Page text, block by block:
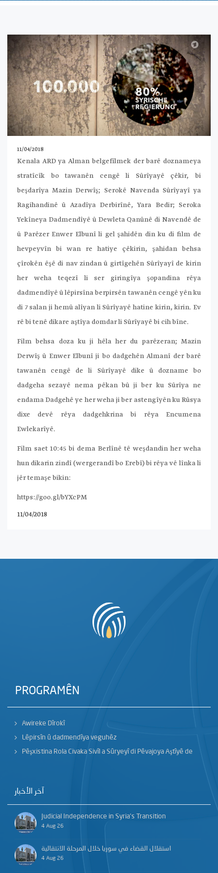
11/04/2018
Kenala ARD ya Alman belgefîlmek der barê doznameya
stratîcîk bo tawanên cengê li Sûrîyayê çêkir, bi
beşdarîya Mazin Derwîş; Serokê Navenda Sûrîyayî ya
Ragihandinê û Azadîya Derbirînê, Yara Bedir; Seroka
Yekîneya Dadmendîyê û Dewleta Qanûnê di Navendê de
û Parêzer Enwer Elbunî li gel şahidên din ku di film de
hevpeyvîn bi wan re hatiye çêkirin, şahidan behsa
çîrokên êşê di nav zindan û girtîgehên Sûrîyayî de kirin
her weha teqezî li ser giringîya şopandina rêya
dadmendîyê û lêpirsîna berpirsên tawanên cengê yên ku
di 7 salan ji hemû alîyan li Sûrîyayê hatine kirin, kirin. Ev
rê bi tenê dikare aştîya domdar li Sûrîyayê bi cih bîne.
Film behsa doza ku ji hêla her du parêzeran; Mazin
Derwîş û Enwer Elbunî ji bo dadgehên Almanî der barê
tawanên cengê de li Sûrîyayê dike û dozname bo
dadgeha sezayê nema pêkan bû ji ber ku Sûrîya ne
endama Dadgehê ye her weha ji ber astengîyên ku Rûsya
dixe devê rêya dadgehkrina bi rêya Encumena
Ewlekarîyê.
Film saet 10:45 bi dema Berlînê tê weşdandin her weha
hun dikarin zindî (wergerandî bo Erebî) bi rêya vê lînka li
jêr temaşe bikin:
https://goo.gl/bYXcPM
11/04/2018
PROGRAMÊN
Awireke Dîrokî
Lêpirsîn û dadmendîya veguhêz
Pêşxistina Rola Civaka Sivîl a Sûryeyî di Pêvajoya Aştîyê de
آخر الأخبار
Judicial Independence in Syria’s Transition
4 Aug 26
استقلال القضاء في سوريا خلال المرحلة الانتقالية
4 Aug 26